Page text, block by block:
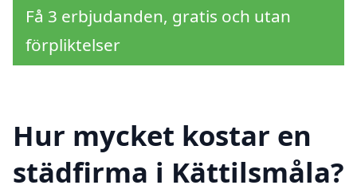
Få 3 erbjudanden, gratis och utan
förpliktelser
Hur mycket kostar en
städfirma i Kättilsmåla?